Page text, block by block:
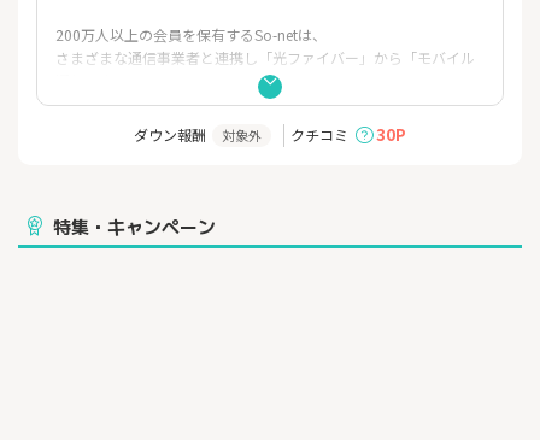
200万人以上の会員を保有するSo-netは、
さまざまな通信事業者と連携し「光ファイバー」から「モバイル
料金や地域、利用・住居形態に合わせた多彩なサービスを提供し
ダウン報酬 対象外 クチコミ 30P
特集・キャンペーン